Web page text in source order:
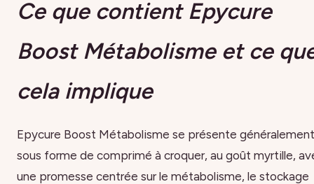
Ce que contient Epycure
Boost Métabolisme et ce
cela implique
Epycure Boost Métabolisme se présente généralement
sous forme de comprimé à croquer, au goût myrtille,
une promesse centrée sur le métabolisme, le stockage